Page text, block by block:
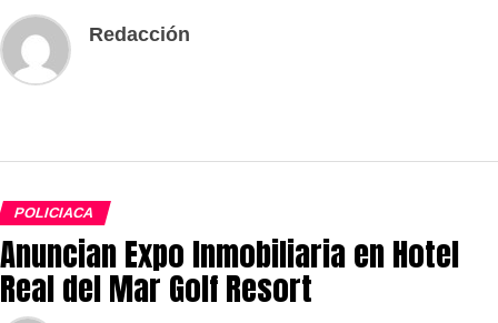
Redacción
POLICIACA
Anuncian Expo Inmobiliaria en Hotel
Real del Mar Golf Resort